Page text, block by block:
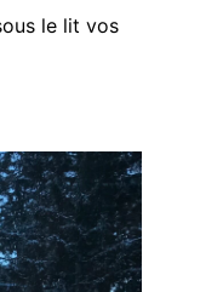
le lit vos